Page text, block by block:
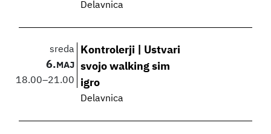
Delavnica
sreda
6. MAJ
18.00–21.00
Kontrolerji | Ustvari
svojo walking sim
igro
Delavnica